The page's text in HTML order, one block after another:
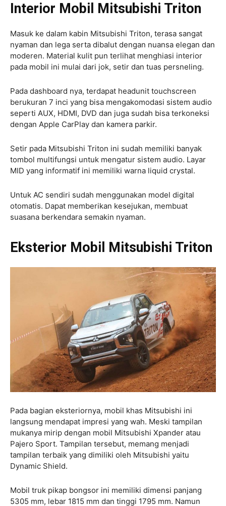
Interior Mobil Mitsubishi Triton
Masuk ke dalam kabin Mitsubishi Triton, terasa sangat
nyaman dan lega serta dibalut dengan nuansa elegan dan
moderen. Material kulit pun terlihat menghiasi interior
pada mobil ini mulai dari jok, setir dan tuas persneling.
Pada dashboard nya, terdapat headunit touchscreen
berukuran 7 inci yang bisa mengakomodasi sistem audio
seperti AUX, HDMI, DVD dan juga sudah bisa terkoneksi
dengan Apple CarPlay dan kamera parkir.
Setir pada Mitsubishi Triton ini sudah memiliki banyak
tombol multifungsi untuk mengatur sistem audio. Layar
MID yang informatif ini memiliki warna liquid crystal.
Untuk AC sendiri sudah menggunakan model digital
otomatis. Dapat memberikan kesejukan, membuat
suasana berkendara semakin nyaman.
Eksterior Mobil Mitsubishi Triton
Pada bagian eksteriornya, mobil khas Mitsubishi ini
langsung mendapat impresi yang wah. Meski tampilan
mukanya mirip dengan mobil Mitsubishi Xpander atau
Pajero Sport. Tampilan tersebut, memang menjadi
tampilan terbaik yang dimiliki oleh Mitsubishi yaitu
Dynamic Shield.
Mobil truk pikap bongsor ini memiliki dimensi panjang
5305 mm, lebar 1815 mm dan tinggi 1795 mm. Namun